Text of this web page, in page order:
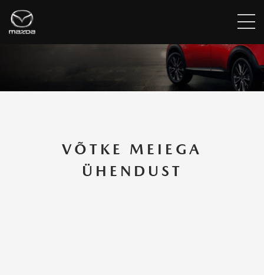
VÕTKE MEIEGA
ÜHENDUST